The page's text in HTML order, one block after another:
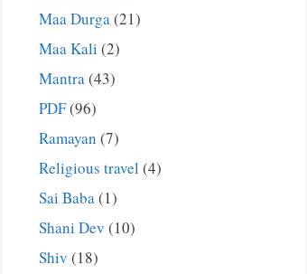
Maa Durga(21)
Maa Kali (2)
Mantra(43)
PDF(96)
Ramayan (7)
Religious travel (4)
Sai Baba(1)
Shani Dev (10)
Shiv (18)